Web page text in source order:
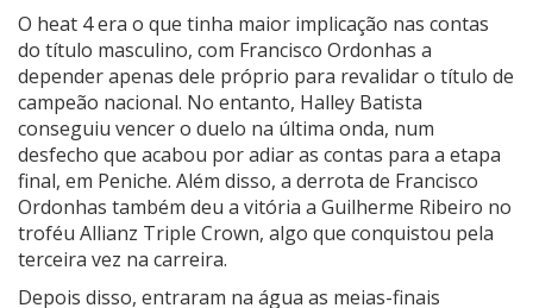
O heat 4 era o que tinha maior implicação nas contas
do título masculino, com Francisco Ordonhas a
depender apenas dele próprio para revalidar o título de
campeão nacional. No entanto, Halley Batista
conseguiu vencer o duelo na última onda, num
desfecho que acabou por adiar as contas para a etapa
final, em Peniche. Além disso, a derrota de Francisco
Ordonhas também deu a vitória a Guilherme Ribeiro no
troféu Allianz Triple Crown, algo que conquistou pela
terceira vez na carreira.
Depois disso, entraram na água as meias-finais